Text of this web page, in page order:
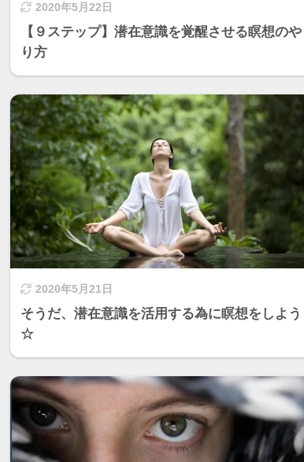
2020年5月22日
【９ステップ】潜在意識を覚醒させる瞑想のや
り方
2020年5月21日
そうだ、潜在意識を活用する為に瞑想をしよう
☆